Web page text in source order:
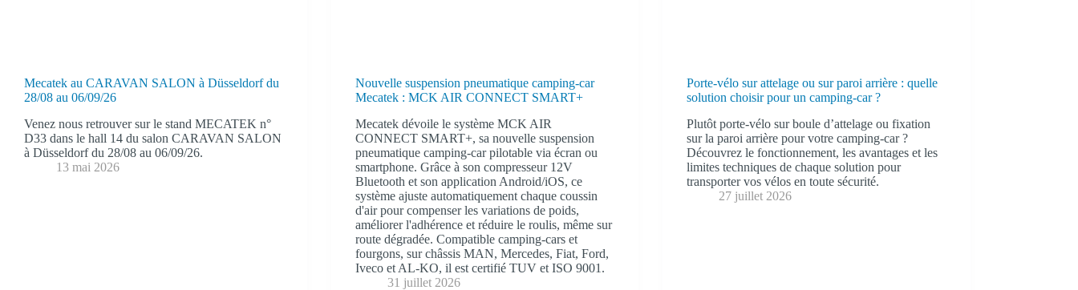
Mecatek au CARAVAN SALON à Düsseldorf du
28/08 au 06/09/26
Venez nous retrouver sur le stand MECATEK n°
D33 dans le hall 14 du salon CARAVAN SALON
à Düsseldorf du 28/08 au 06/09/26.
13 mai 2026
Nouvelle suspension pneumatique camping-car
Mecatek : MCK AIR CONNECT SMART+
Mecatek dévoile le système MCK AIR
CONNECT SMART+, sa nouvelle suspension
pneumatique camping-car pilotable via écran ou
smartphone. Grâce à son compresseur 12V
Bluetooth et son application Android/iOS, ce
système ajuste automatiquement chaque coussin
d'air pour compenser les variations de poids,
améliorer l'adhérence et réduire le roulis, même sur
route dégradée. Compatible camping-cars et
fourgons, sur châssis MAN, Mercedes, Fiat, Ford,
Iveco et AL-KO, il est certifié TUV et ISO 9001.
31 juillet 2026
Porte-vélo sur attelage ou sur paroi arrière : quelle
solution choisir pour un camping-car ?
Plutôt porte-vélo sur boule d’attelage ou fixation
sur la paroi arrière pour votre camping-car ?
Découvrez le fonctionnement, les avantages et les
limites techniques de chaque solution pour
transporter vos vélos en toute sécurité.
27 juillet 2026